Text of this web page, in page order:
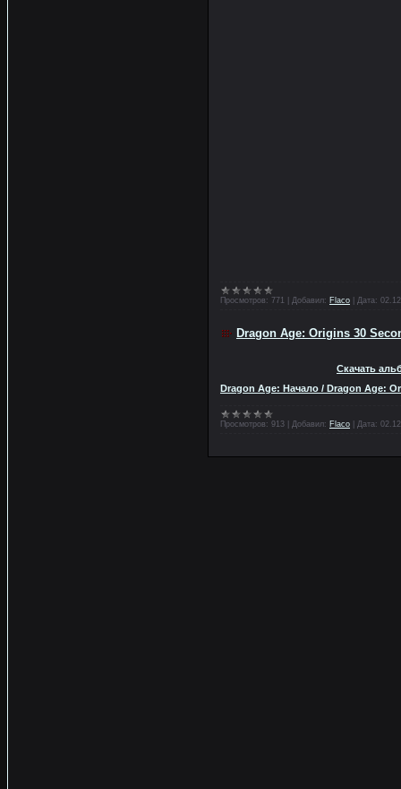
Просмотров: 771 Добавил: Flaco Дата:
Dragon Age: Origins 30
Скачать
Dragon Age: Начало / Dragon Age:
Просмотров: 913 Добавил: Flaco Дата: